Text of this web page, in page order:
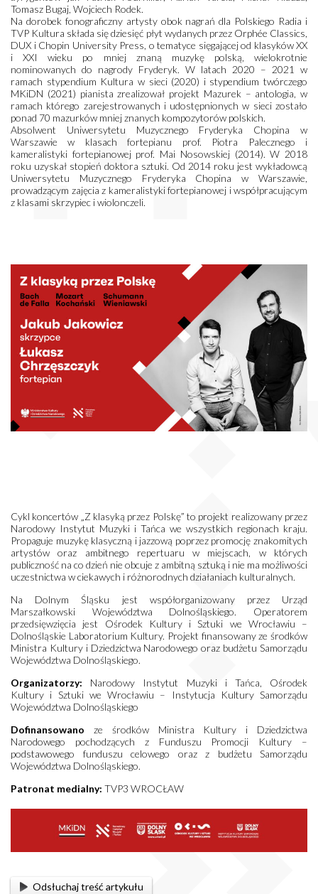
Tomasz Bugaj, Wojciech Rodek.
Na dorobek fonograficzny artysty obok nagrań dla Polskiego Radia i
TVP Kultura składa się dziesięć płyt wydanych przez Orphée Classics,
DUX i Chopin University Press, o tematyce sięgającej od klasyków XX
i XXI wieku po mniej znaną muzykę polską, wielokrotnie
nominowanych do nagrody Fryderyk. W latach 2020 – 2021 w
ramach stypendium Kultura w sieci (2020) i stypendium twórczego
MKiDN (2021) pianista zrealizował projekt Mazurek – antologia, w
ramach którego zarejestrowanych i udostępnionych w sieci zostało
ponad 70 mazurków mniej znanych kompozytorów polskich.
Absolwent Uniwersytetu Muzycznego Fryderyka Chopina w
Warszawie w klasach fortepianu prof. Piotra Palecznego i
kameralistyki fortepianowej prof. Mai Nosowskiej (2014). W 2018
roku uzyskał stopień doktora sztuki. Od 2014 roku jest wykładowcą
Uniwersytetu Muzycznego Fryderyka Chopina w Warszawie,
prowadzącym zajęcia z kameralistyki fortepianowej i współpracującym
z klasami skrzypiec i wiolonczeli.
Cykl koncertów „Z klasyką przez Polskę” to projekt realizowany przez
Narodowy Instytut Muzyki i Tańca we wszystkich regionach kraju.
Propaguje muzykę klasyczną i jazzową poprzez promocję znakomitych
artystów oraz ambitnego repertuaru w miejscach, w których
publiczność na co dzień nie obcuje z ambitną sztuką i nie ma możliwości
uczestnictwa w ciekawych i różnorodnych działaniach kulturalnych.
Na Dolnym Śląsku jest współorganizowany przez Urząd
Marszałkowski Województwa Dolnośląskiego. Operatorem
przedsięwzięcia jest Ośrodek Kultury i Sztuki we Wrocławiu –
Dolnośląskie Laboratorium Kultury. Projekt finansowany ze środków
Ministra Kultury i Dziedzictwa Narodowego oraz budżetu Samorządu
Województwa Dolnośląskiego.
Organizatorzy: Narodowy Instytut Muzyki i Tańca, Ośrodek
Kultury i Sztuki we Wrocławiu – Instytucja Kultury Samorządu
Województwa Dolnośląskiego
Dofinansowano ze środków Ministra Kultury i Dziedzictwa
Narodowego pochodzących z Funduszu Promocji Kultury –
podstawowego funduszu celowego oraz z budżetu Samorządu
Województwa Dolnośląskiego.
Patronat medialny: TVP3 WROCŁAW
Odsłuchaj treść artykułu